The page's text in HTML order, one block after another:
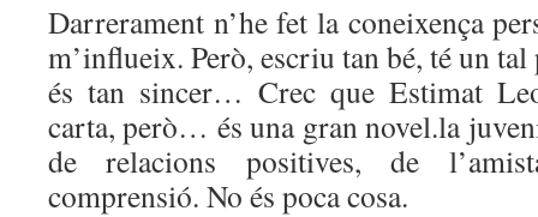
Darrerament n’he fet la coneixença
m’influeix. Però, escriu tan bé, té un
és tan sincer… Crec que Estimat
carta, però… és una gran novel.la
de relacions positives, de
comprensió. No és poca cosa.